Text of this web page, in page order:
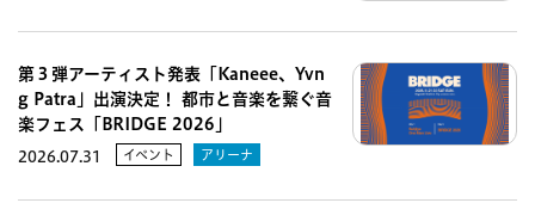
第３弾アーティスト発表「Kaneee、Yvn
g Patra」出演決定！ 都市と音楽を繋ぐ音
楽フェス「BRIDGE 2026」
2026.07.31 イベント アリーナ